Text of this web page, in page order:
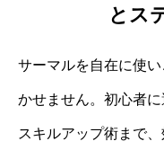
とス
サーマルを自在に使
かせません。初心者
スキルアップ術まで